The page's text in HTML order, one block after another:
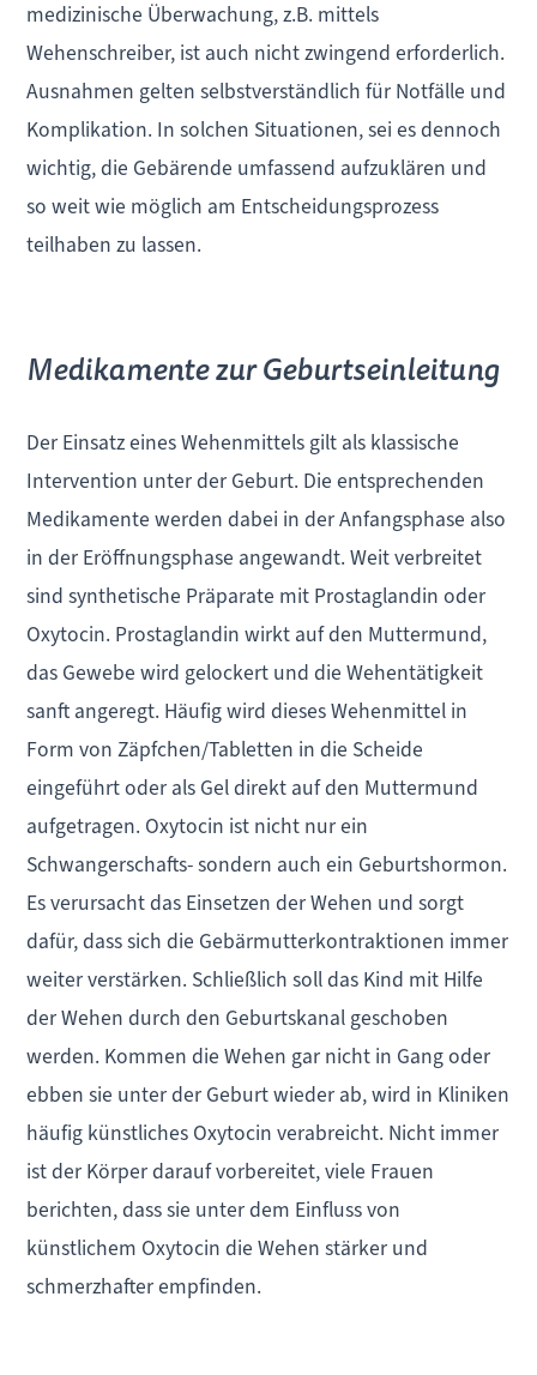
medizinische Überwachung, z.B. mittels
Wehenschreiber, ist auch nicht zwingend erforderlich.
Ausnahmen gelten selbstverständlich für Notfälle und
Komplikation. In solchen Situationen, sei es dennoch
wichtig, die Gebärende umfassend aufzuklären und
so weit wie möglich am Entscheidungsprozess
teilhaben zu lassen.
Medikamente zur Geburtseinleitung
Der Einsatz eines Wehenmittels gilt als klassische
Intervention unter der Geburt. Die entsprechenden
Medikamente werden dabei in der Anfangsphase also
in der Eröffnungsphase angewandt. Weit verbreitet
sind synthetische Präparate mit Prostaglandin oder
Oxytocin. Prostaglandin wirkt auf den Muttermund,
das Gewebe wird gelockert und die Wehentätigkeit
sanft angeregt. Häufig wird dieses Wehenmittel in
Form von Zäpfchen/Tabletten in die Scheide
eingeführt oder als Gel direkt auf den Muttermund
aufgetragen. Oxytocin ist nicht nur ein
Schwangerschafts- sondern auch ein Geburtshormon.
Es verursacht das Einsetzen der Wehen und sorgt
dafür, dass sich die Gebärmutterkontraktionen immer
weiter verstärken. Schließlich soll das Kind mit Hilfe
der Wehen durch den Geburtskanal geschoben
werden. Kommen die Wehen gar nicht in Gang oder
ebben sie unter der Geburt wieder ab, wird in Kliniken
häufig künstliches Oxytocin verabreicht. Nicht immer
ist der Körper darauf vorbereitet, viele Frauen
berichten, dass sie unter dem Einfluss von
künstlichem Oxytocin die Wehen stärker und
schmerzhafter empfinden.